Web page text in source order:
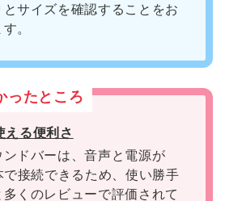
とサイズを確認することをお
。
ったところ
える便利さ
ンドバーは、音声と電源が
で接続できるため、使い勝手
多くのレビューで評価されて